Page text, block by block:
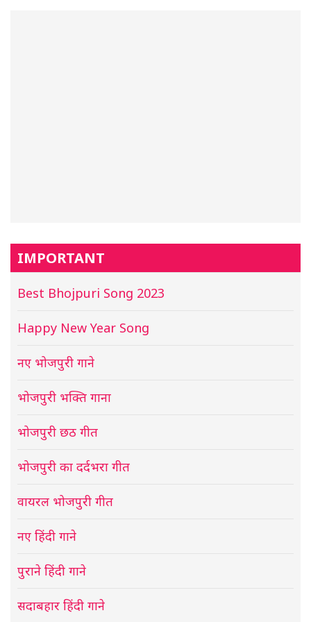
IMPORTANT
Best Bhojpuri Song 2023
Happy New Year Song
नए भोजपुरी गाने
भोजपुरी भक्ति गाना
भोजपुरी छठ गीत
भोजपुरी का दर्दभरा गीत
वायरल भोजपुरी गीत
नए हिंदी गाने
पुराने हिंदी गाने
सदाबहार हिंदी गाने